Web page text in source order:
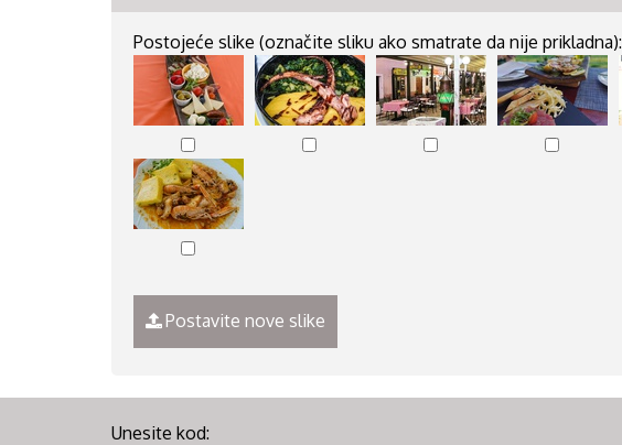
Postojeće slike (označite sliku ako smatrate da nije prikladna):
Postavite nove slike
Unesite kod: